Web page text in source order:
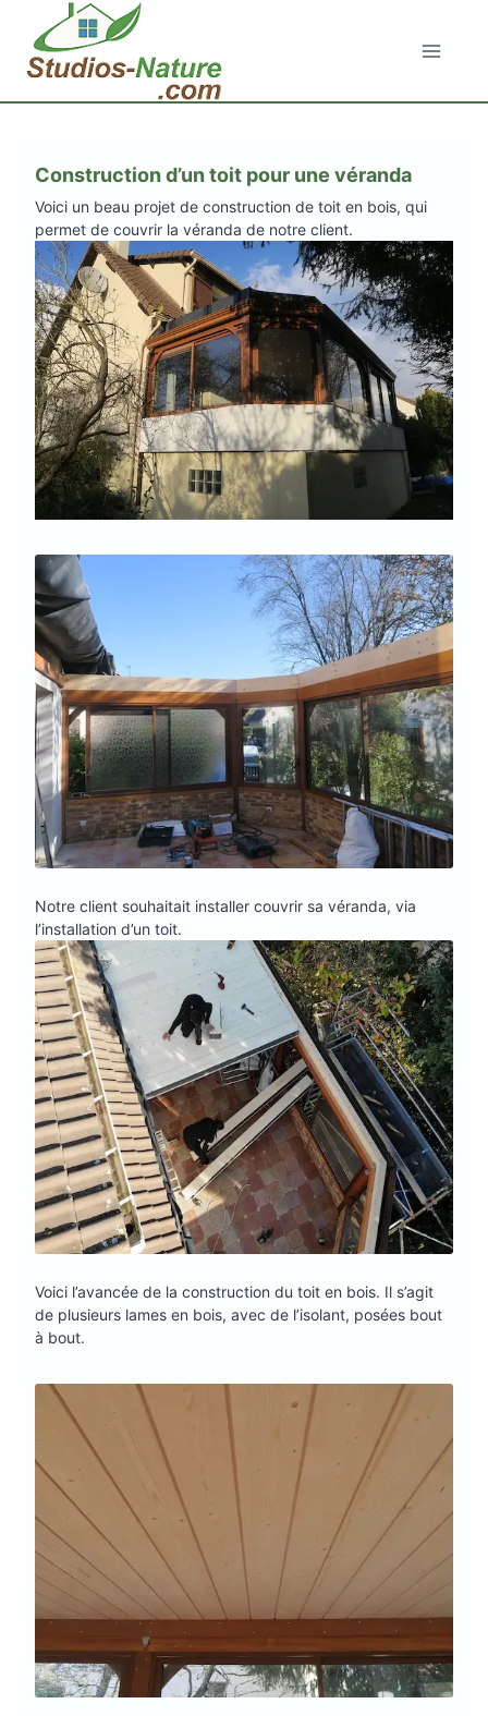
contenu
Construction d’un toit pour une véranda
Voici un beau projet de construction de toit en bois, qui
permet de couvrir la véranda de notre client.
Notre client souhaitait installer couvrir sa véranda, via
l’installation d’un toit.
Voici l’avancée de la construction du toit en bois. Il s’agit
de plusieurs lames en bois, avec de l’isolant, posées bout
à bout.